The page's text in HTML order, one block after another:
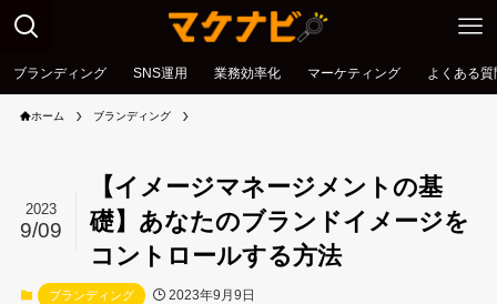
ブランディング SNS運用 業務効率化 マーケティング よくある質
ホーム ブランディング
【イメージマネージメントの基
礎】あなたのブランドイメージを
コントロールする方法
2023
9/09
ブランディング 2023年9月9日